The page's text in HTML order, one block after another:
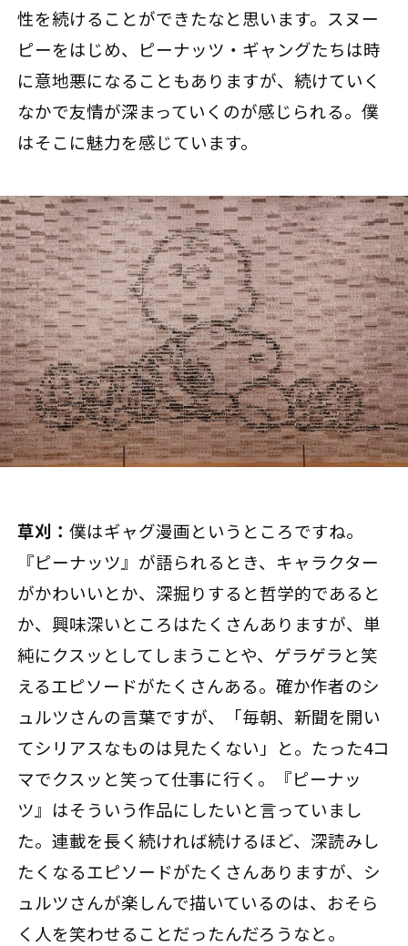
性を続けることができたなと思います。スヌー
ピーをはじめ、ピーナッツ・ギャングたちは時
に意地悪になることもありますが、続けていく
なかで友情が深まっていくのが感じられる。僕
はそこに魅力を感じています。
草刈：僕はギャグ漫画というところですね。
『ピーナッツ』が語られるとき、キャラクター
がかわいいとか、深掘りすると哲学的であると
か、興味深いところはたくさんありますが、単
純にクスッとしてしまうことや、ゲラゲラと笑
えるエピソードがたくさんある。確か作者のシ
ュルツさんの言葉ですが、「毎朝、新聞を開い
てシリアスなものは見たくない」と。たった4コ
マでクスッと笑って仕事に行く。『ピーナッ
ツ』はそういう作品にしたいと言っていまし
た。連載を長く続ければ続けるほど、深読みし
たくなるエピソードがたくさんありますが、シ
ュルツさんが楽しんで描いているのは、おそら
く人を笑わせることだったんだろうなと。